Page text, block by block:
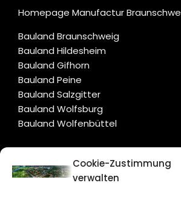
Cookie-Zustimmung
verwalten
Homepage Manufactur
Bauland Braunschweig
Bauland Hildesheim
Bauland Gifhorn
Bauland Peine
Bauland Salzgitter
Bauland Wolfsburg
Bauland Wolfenbüttel
CITYLIFE!